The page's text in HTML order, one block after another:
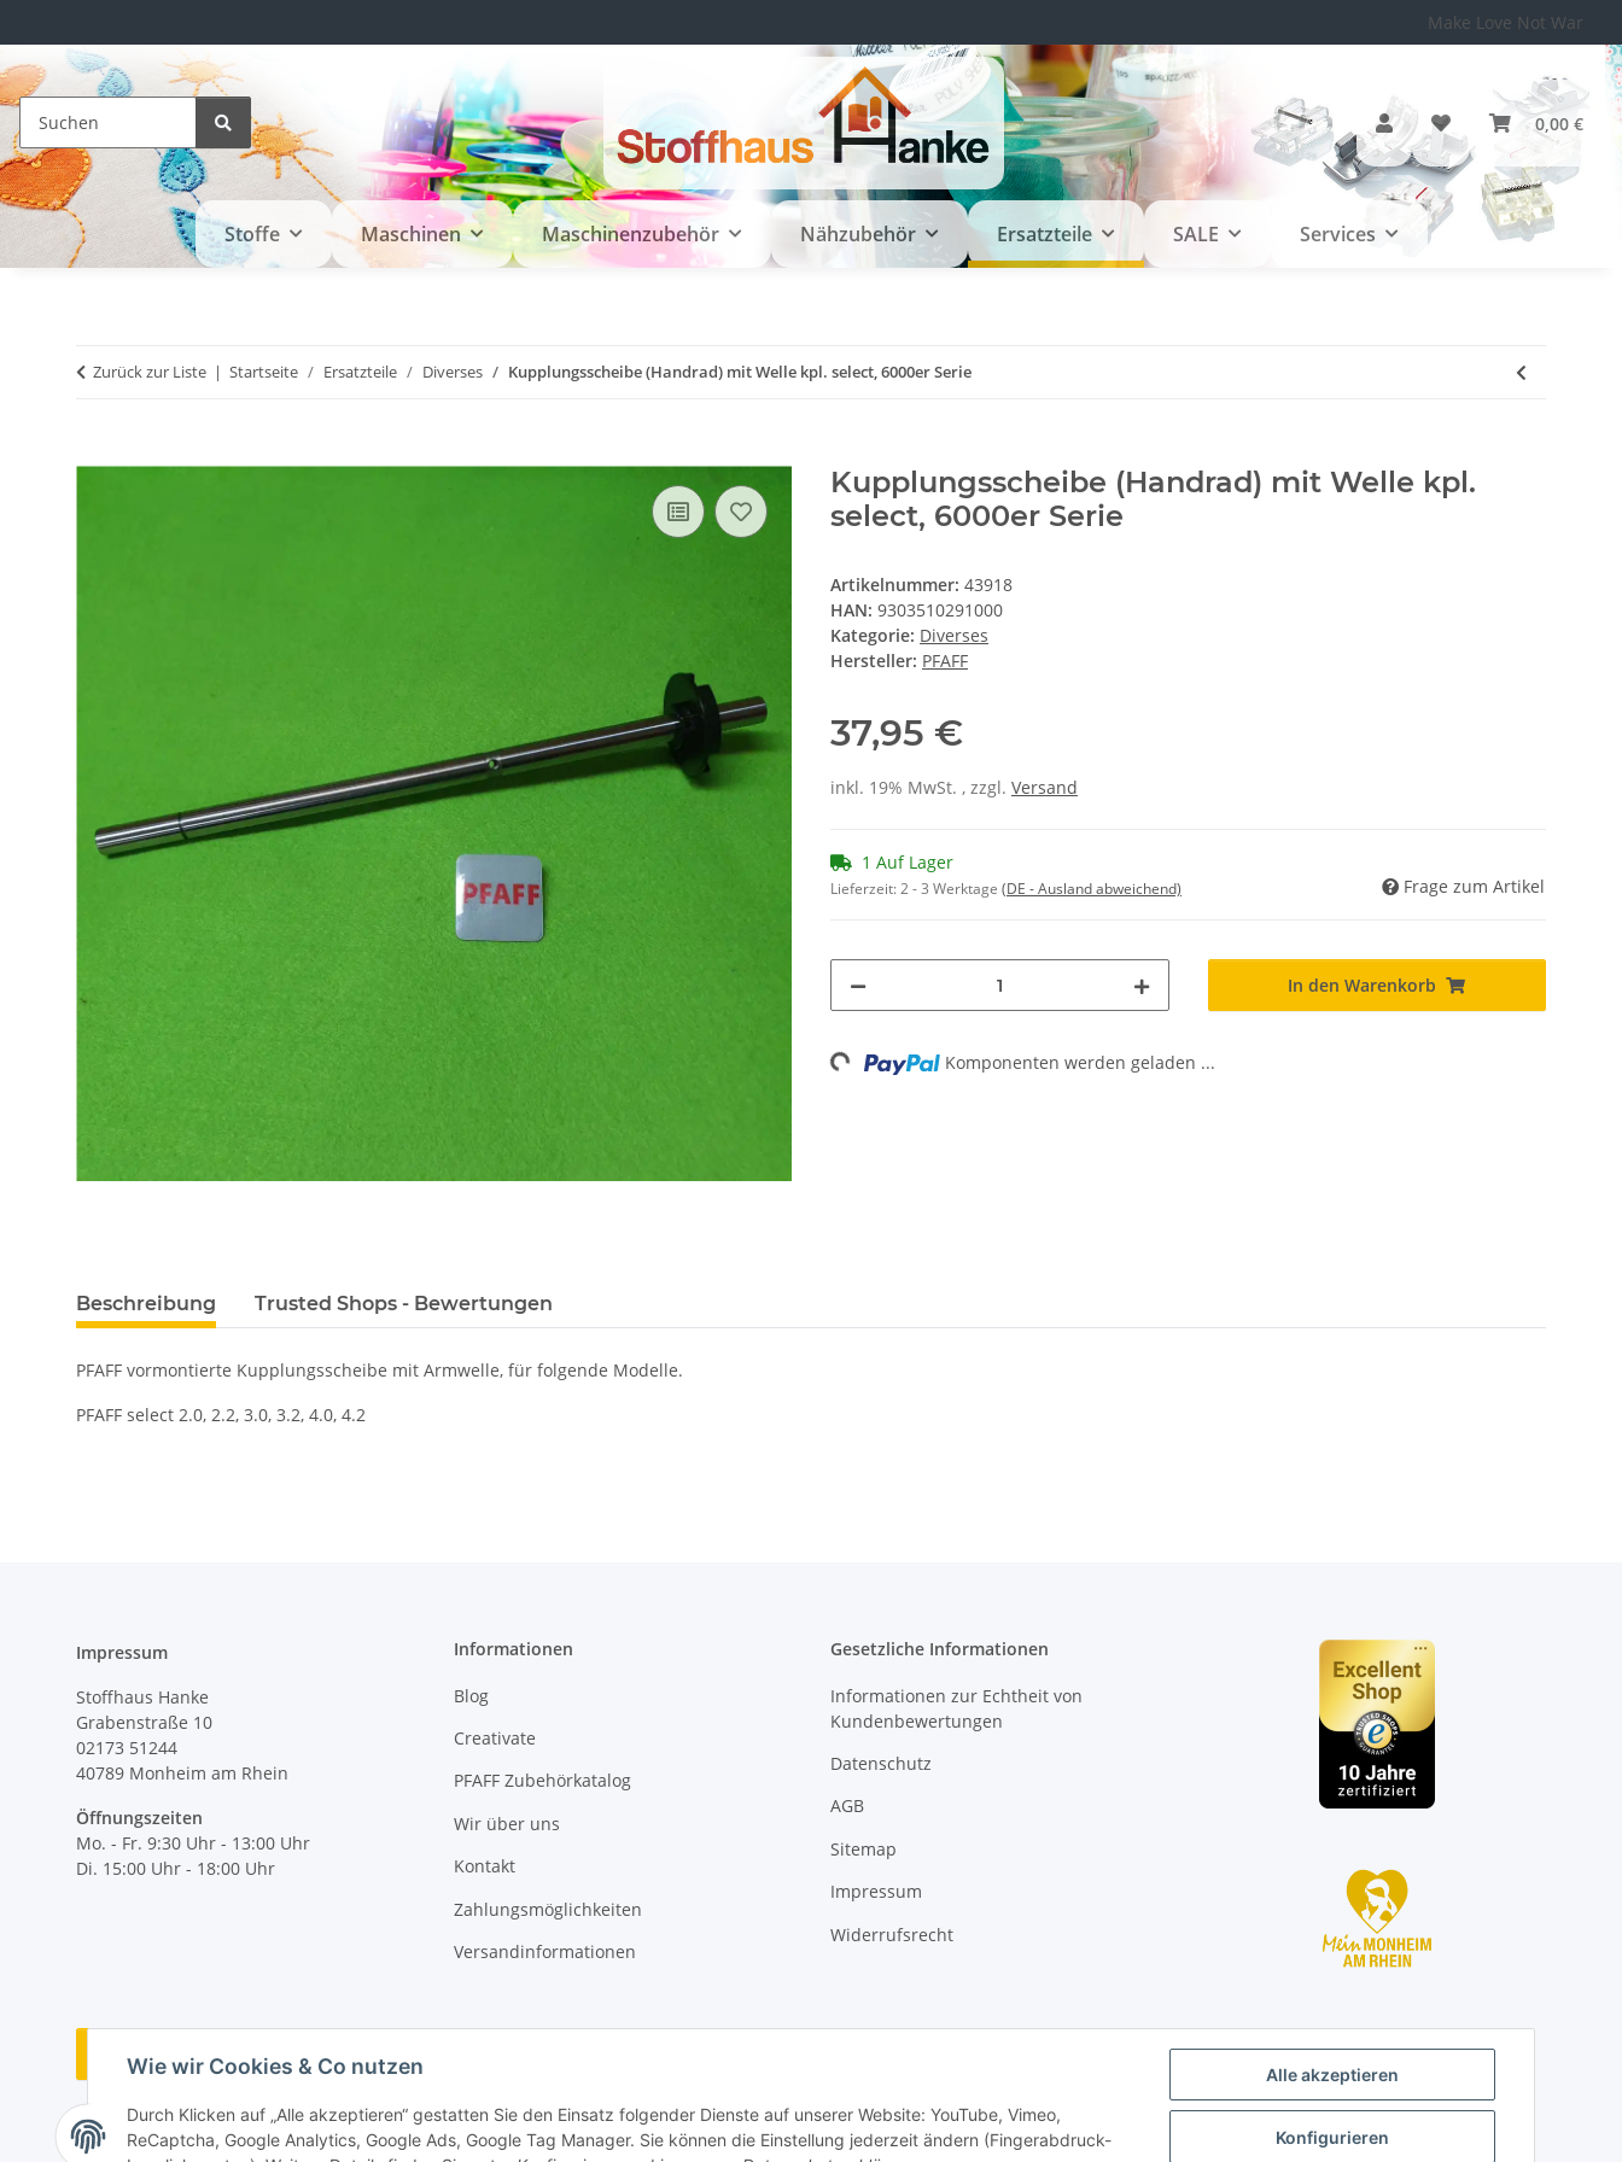
Alle akzeptieren
Konfigurieren
Wie wir Cookies & Co nutzen
Durch Klicken auf „Alle akzeptieren“ gestatten Sie den Einsatz folgender Dienste auf unserer Website: YouTube, Vimeo,
ReCaptcha, Google Analytics, Google Ads, Google Tag Manager. Sie können die Einstellung jederzeit ändern (Fingerabdruck-
Make Love Not War
0,00 €
Stoffe Maschinen Maschinenzubehör Nähzubehör Ersatzteile SALE Services
Zurück zur Liste Startseite Ersatzteile Diverses Kupplungsscheibe (Handrad) mit Welle kpl. select, 6000er Serie
Kupplungsscheibe (Handrad) mit Welle kpl.
select, 6000er Serie
Artikelnummer: 43918
HAN: 9303510291000
Kategorie: Diverses
Hersteller: PFAFF
37,95 €
inkl. 19% MwSt. , zzgl. Versand
1 Auf Lager
Lieferzeit:2 - 3 Werktage (DE - Ausland abweichend) Frage zum Artikel
In den Warenkorb
Loading... Komponenten werden geladen ...
Beschreibung Trusted Shops - Bewertungen
PFAFF vormontierte Kupplungsscheibe mit Armwelle, für folgende Modelle.
PFAFF select 2.0, 2.2, 3.0, 3.2, 4.0, 4.2
Impressum
Stoffhaus Hanke
Grabenstraße 10
02173 51244
40789 Monheim am Rhein
Öffnungszeiten
Mo. - Fr. 9:30 Uhr - 13:00 Uhr
Di. 15:00 Uhr - 18:00 Uhr
Informationen
Blog
Creativate
PFAFF Zubehörkatalog
Wir über uns
Kontakt
Zahlungsmöglichkeiten
Versandinformationen
Gesetzliche Informationen
Informationen zur Echtheit von
Kundenbewertungen
Datenschutz
AGB
Sitemap
Impressum
Widerrufsrecht
Vertrag widerrufen